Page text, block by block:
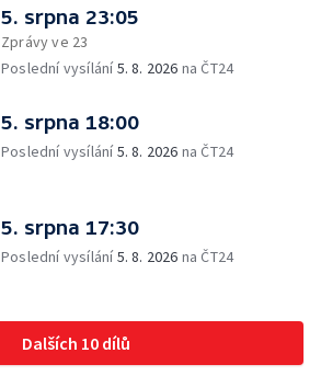
5. srpna 23:05
Zprávy ve 23
Poslední vysílání5. 8. 2026 na ČT24
5. srpna 18:00
Poslední vysílání5. 8. 2026 na ČT24
5. srpna 17:30
Poslední vysílání5. 8. 2026 na ČT24
Dalších 10 dílů